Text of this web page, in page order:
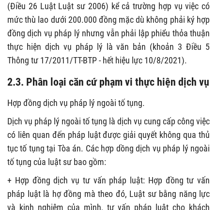
(Điều 26 Luật Luật sư 2006) kể cả trường hợp vụ việc có
mức thù lao dưới 200.000 đồng mặc dù không phải ký hợp
đồng dịch vụ pháp lý nhưng vẫn phải lập phiểu thỏa thuận
thực hiện dịch vụ pháp lý là văn bản (khoản 3 Điều 5
Thông tư 17/2011/TT-BTP - hết hiệu lực 10/8/2021).
2.3. Phân loại căn cứ phạm vi thực hiện dịch vụ
Hợp đồng dịch vụ pháp lý ngoài tố tụng.
Dịch vụ pháp lý ngoài tố tụng là dịch vụ cung cấp công việc
có liên quan đến pháp luật được giải quyết không qua thủ
tục tố tụng tại Tòa án. Các hợp dồng dịch vụ pháp lý ngoài
tố tụng của luật sư bao gồm:
+ Hợp đồng dịch vụ tư vấn pháp luật: Hợp đồng tư vấn
pháp luật là hợ đồng mà theo đó, Luật sư bằng năng lực
và kinh nghiệm của mình, tư vấn pháp luật cho khách